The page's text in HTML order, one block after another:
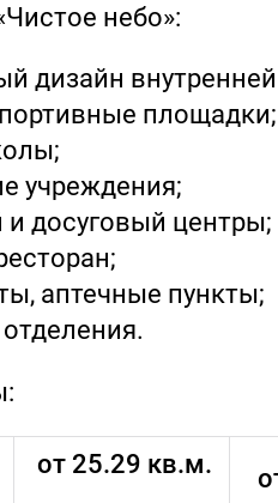
небо»:
дизайн внутренней
площадки;
учреждения;
досуговый центры;
аптечные пункты;
от 25.29 кв.м.